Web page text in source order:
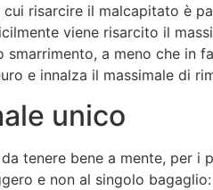
cui risarcire il malcapitato è
viene risarcito il
smarrimento, a meno che in
e innalza il massimale di
unico
tenere bene a mente, per i
e non al singolo